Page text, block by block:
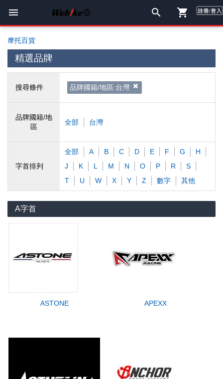
摩托百貨
精選品牌
搜尋條件 品牌國籍/地區:台灣
品牌國籍/地
區
全部 台灣
字首排列
全部 A B C D E F G
H
J
K L M N O P R
S
T
U W X Y Z 數字 其他
A字首
ASTONE APEXX